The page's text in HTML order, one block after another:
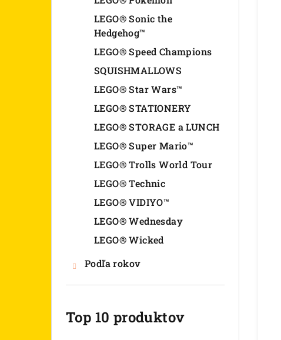
LEGO® Sonic the
Hedgehog™
LEGO® Speed Champions
SQUISHMALLOWS
LEGO® Star Wars™
LEGO® STATIONERY
LEGO® STORAGE a LUNCH
LEGO® Super Mario™
LEGO® Trolls World Tour
LEGO® Technic
LEGO® VIDIYO™
LEGO® Wednesday
LEGO® Wicked
Podľa rokov
Top 10 produktov